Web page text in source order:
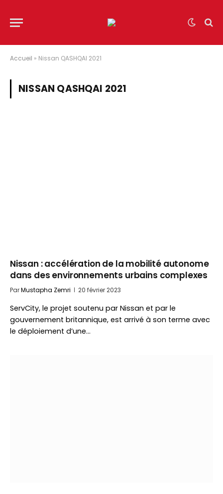
Accueil » Nissan QASHQAI 2021
NISSAN QASHQAI 2021
Nissan : accélération de la mobilité autonome
dans des environnements urbains complexes
ParMustapha Zemri 20 février 2023
ServCity, le projet soutenu par Nissan et par le
gouvernement britannique, est arrivé à son terme avec
le déploiement d’une…